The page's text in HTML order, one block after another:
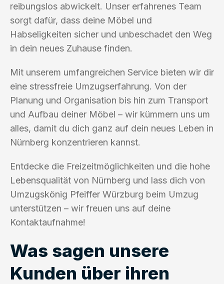
reibungslos abwickelt. Unser erfahrenes Team
sorgt dafür, dass deine Möbel und
Habseligkeiten sicher und unbeschadet den Weg
in dein neues Zuhause finden.
Mit unserem umfangreichen Service bieten wir dir
eine stressfreie Umzugserfahrung. Von der
Planung und Organisation bis hin zum Transport
und Aufbau deiner Möbel – wir kümmern uns um
alles, damit du dich ganz auf dein neues Leben in
Nürnberg konzentrieren kannst.
Entdecke die Freizeitmöglichkeiten und die hohe
Lebensqualität von Nürnberg und lass dich von
Umzugskönig Pfeiffer Würzburg beim Umzug
unterstützen – wir freuen uns auf deine
Kontaktaufnahme!
Was sagen unsere
Kunden über ihren